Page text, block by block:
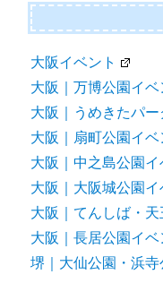
大阪イベント
大阪｜万博公園イベ
大阪｜うめきたパー
大阪｜扇町公園イベ
大阪｜中之島公園イ
大阪｜大阪城公園イ
大阪｜てんしば・天
大阪｜長居公園イベ
堺｜大仙公園・浜寺